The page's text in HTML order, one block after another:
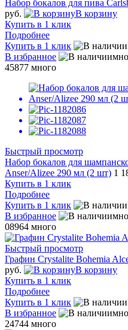
Набор бокалов для пива
руб.
В корзину
Купить в 1 клик
Подробнее
Купить в 1 клик
В избранное
45877 много
Быстрый просмотр
Набор бокалов для
Anser/Alizee 290 мл (2 шт) 1
Купить в 1 клик
Подробнее
Купить в 1 клик
В избранное
08964 много
Быстрый просмотр
Графин Crystalite Bohemia
руб.
В корзину
Купить в 1 клик
Подробнее
Купить в 1 клик
В избранное
24744 много